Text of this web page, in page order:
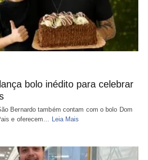
bolo inédito para celebrar
Bernardo também contam com o bolo Dom
e oferecem… Leia Mais